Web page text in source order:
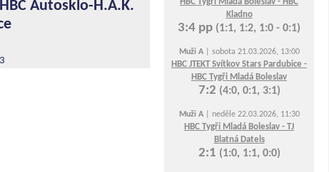
HBC Autosklo-H.A.K.
Kladno
3:4 pp (1:1, 1:2, 1:0 - 0:1)
Muži A| sobota 21.03.2026, 13:00
HBC JTEKT Svítkov Stars Pardubice -
HBC Tygři Mladá Boleslav
7:2 (4:0, 0:1, 3:1)
Muži A| neděle 22.03.2026, 11:30
HBC Tygři Mladá Boleslav - TJ
Blatná Datels
2:1 (1:0, 1:1, 0:0)